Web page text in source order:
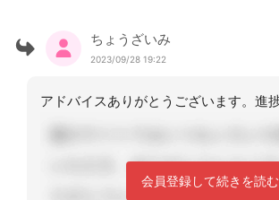
ちょうざいみ
2023/09/28 19:22
会員登録して続きを読む